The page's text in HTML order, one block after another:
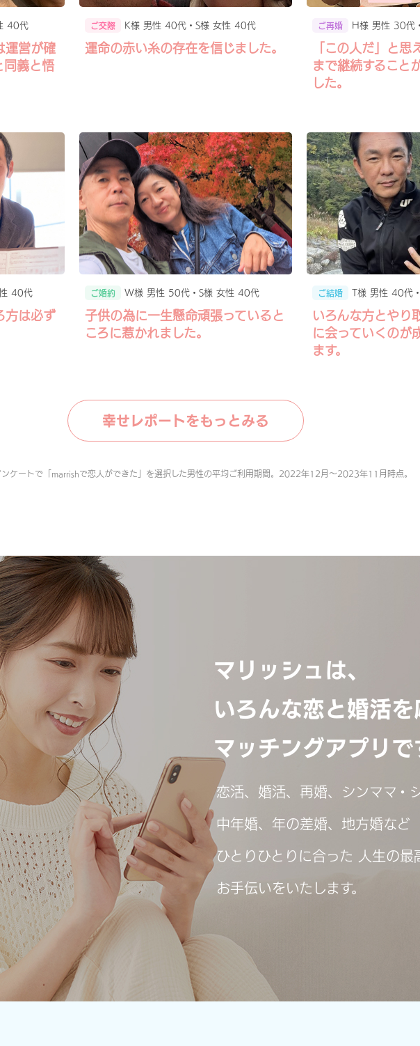
40代
運営が確
同義と悟
ご交際 K様 男性 40代・S様 女性 40代
運命の赤い糸の存在を信じました。
ご再婚 H様 男性 30代
「この人だ」と思
まで継続すること
した。
40代
方は必ず
ご婚約 W様 男性 50代・S様 女性 40代
子供の為に一生懸命頑張っていると
ころに惹かれました。
ご結婚 T様 男性 40代
いろんな方とやり
に会っていくのが
ます。
幸せレポートをもっとみる
ンケートで「marrishで恋人ができた」を選択した男性の平均ご利用期間。2022年12月〜2023年11月時点。
マリッシュは、
いろんな恋と婚活を
マッチングアプリで
恋活、婚活、再婚、シンママ・
中年婚、年の差婚、地方婚など
ひとりひとりに合った 人生の最
お手伝いをいたします。